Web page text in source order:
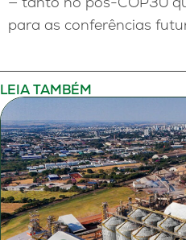
para as conferências
LEIA TAMBÉM